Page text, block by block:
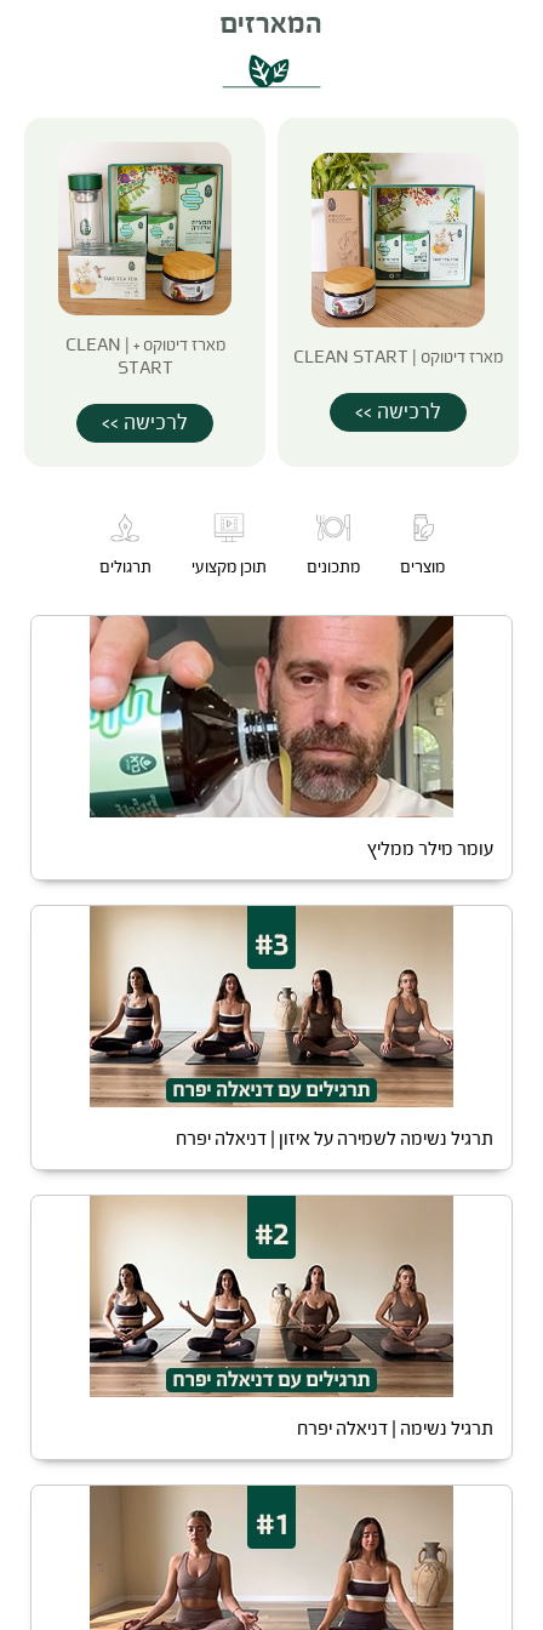
המארזים
מארז דיטוקס | CLEAN START
לרכישה >>
מארז דיטוקס + | CLEAN
START
לרכישה >>
מוצרים מתכונים תוכן מקצועי תרגולים
עומר מילר ממליץ
תרגיל נשימה לשמירה על איזון | דניאלה יפרח
תרגיל נשימה | דניאלה יפרח